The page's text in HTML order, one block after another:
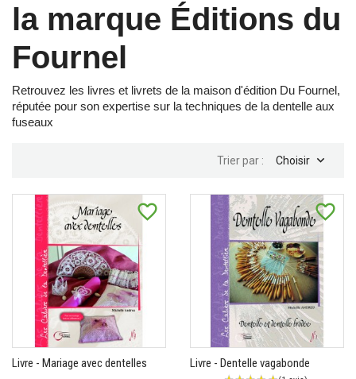
la marque Éditions du
Fournel
Retrouvez les livres et livrets de la maison d'édition Du Fournel,
réputée pour son expertise sur la techniques de la dentelle aux
fuseaux
Trier par : Choisir 
favorite_border
Livre - Mariage avec dentelles
favorite_border
Livre - Dentelle vagabonde